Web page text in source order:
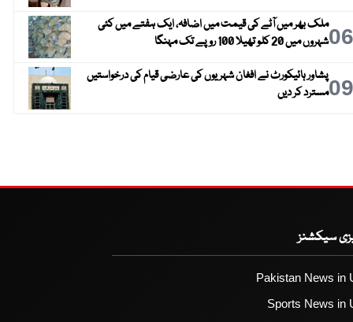
06ملک بھر میں آٹے کی قیمت میں اضافہ، ایک ہفتے میں کئی
شہروں میں 20 کلو تھیلا 100 روپے تک مہنگا
09پشاور ہائیکورٹ نے افغان شہریوں کی عارضی قیام کی درخواستیں
مسترد کر دیں
سیکشنز
Pakistan News in
Sports News in